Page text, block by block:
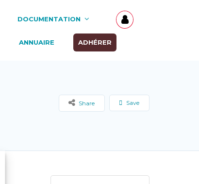
DOCUMENTATION
ANNUAIRE ADHÉRER
Save
Share